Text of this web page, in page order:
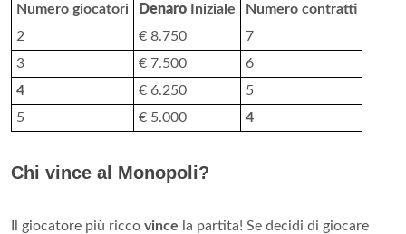
Numero giocatori
Denaro Iniziale
Numero contratti
2
€ 8.750
7
3
€ 7.500
6
4
€ 6.250
5
5
€ 5.000 4
Chi vince al Monopoli?
Il giocatore più ricco vince la partita! Se decidi di giocare